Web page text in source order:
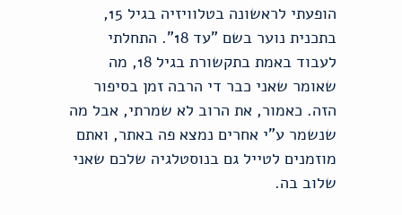
הופעתי לראשונה בטלוויזיה בגיל 15,
בתכנית נוער בשם "עד 18". התחלתי
לעבוד באמת בתקשורת בגיל 18, מה
שאומר שאני כבר די הרבה זמן בסיפור
הזה. כאמור, את הרוב לא שמרתי, אבל מה
שנשמר ע"י אחרים נמצא פה באתר, ואתם
מוזמנים לטייל גם בנוסטלגיה שלכם שאני
שלוב בה.